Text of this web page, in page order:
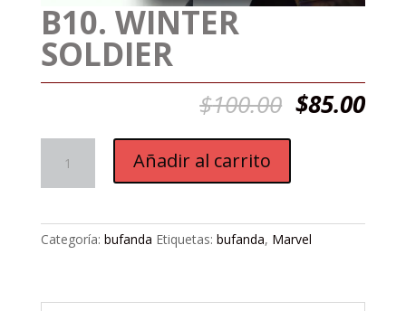
B10. WINTER
SOLDIER
$100.00 El
precio
$85.00El
Winter
Soldier
Añadir al carrito
Categoría: bufanda Etiquetas: bufanda, Marvel